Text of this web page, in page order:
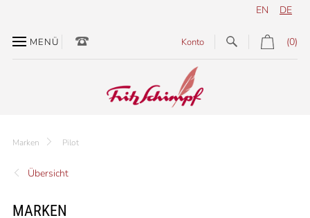
DE
EN
MENÜ (0)
Konto
Übersicht
Marken Pilot
MARKEN